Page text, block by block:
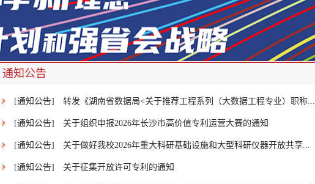
通知公告
[通知公告] 转发《湖南省数据局<关于推荐工程系列（大数据工程专业）职称...
[通知公告] 关于组织申报2026年长沙市高价值专利运营大赛的通知
[通知公告] 关于做好我校2026年重大科研基础设施和大型科研仪器开放共享...
[通知公告] 关于征集开放许可专利的通知